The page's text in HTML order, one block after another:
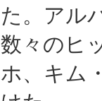
た。アル
数々のヒ
ホ、キム